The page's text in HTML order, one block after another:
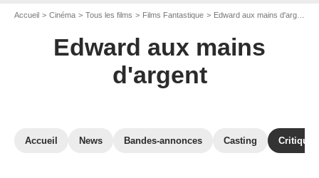
Accueil Cinéma Tous les films Films Fantastique Edward aux mains d'argent
Edward aux mains
d'argent
Accueil News Bandes-annonces Casting